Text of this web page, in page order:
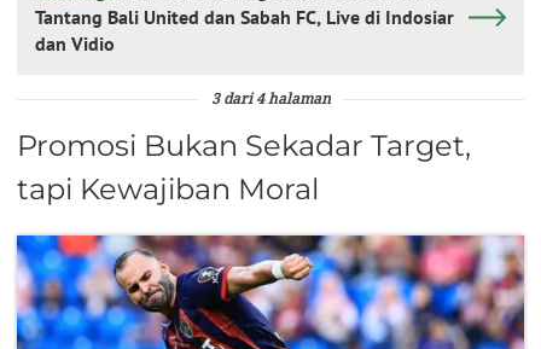
Tantang Bali United dan Sabah FC, Live di Indosiar
dan Vidio
3 dari 4 halaman
Promosi Bukan Sekadar Target,
tapi Kewajiban Moral